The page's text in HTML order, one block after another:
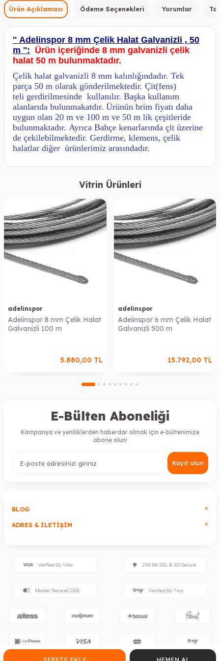
SEPETE EKLE HEMEN AL
Ürün Açıklaması Ödeme Seçenekleri Yorumlar
'' Adelinspor 8 mm Çelik Halat Galvanizli , 50
m '': Ürün içeriğinde 8 mm galvanizli çelik
halat 50 m bulunmaktadır.
Çelik halat galvanizli 8 mm kalınlığındadır. Tek
parça 50 m olarak gönderilmektedir. Çit(fens)
teli gerdirilmesinde kullanılır. Başka kullanım
alanlarıda bulunmakatdır. Ürünün brim fiyatı daha
uygun olan 20 m ve 100 m ve 50 m lik çeşitleride
bulunmaktadır. Ayrıca Bahçe kenarlarında çit üzerine
de çekilebilmektedir. Gerdirme, klemens, çelik
halatlar diğer ürünlerimiz arasındadır.
Vitrin Ürünleri
adelinspor
Adelinspor 8 mm Çelik Halat
Galvanizli 100 m
5.880,00 TL
adelinspor
Adelinspor 6 mm Çelik Halat
Galvanizli 500 m
15.792,00 TL
E-Bülten Aboneliği
Kampanya ve yeniliklerden haberdar olmak için e-bültenimize
abone olun!
Kayıt olun
BLOG
ADRES & İLETIŞIM